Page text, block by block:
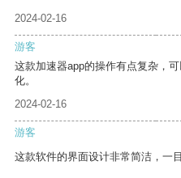
2024-02-16
游客
这款加速器app的操作有点复杂，
化。
2024-02-16
游客
这款软件的界面设计非常简洁，一目